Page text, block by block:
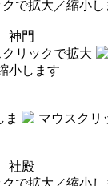
神門
社殿